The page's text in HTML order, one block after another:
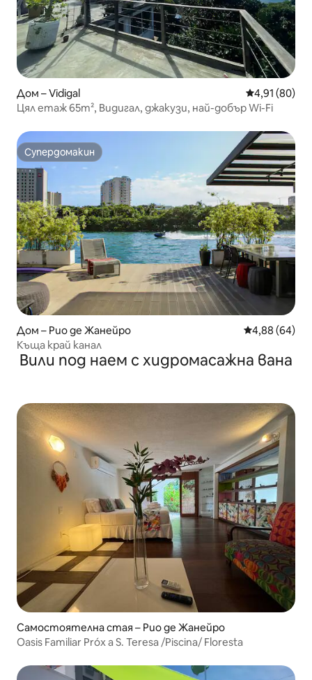
Дом – Vidigal Средна
4,91 (80)
Цял етаж 65m², Видигал, джакузи, най-добър Wi-Fi
Супердомакин
Супердомакин
Дом – Рио де Жанейро Средна
4,88 (64)
Къща край канал
Вили под наем с хидромасажна вана
Самостоятелна стая – Рио де Жанейро
Oasis Familiar Próx a S. Teresa /Piscina/ Floresta